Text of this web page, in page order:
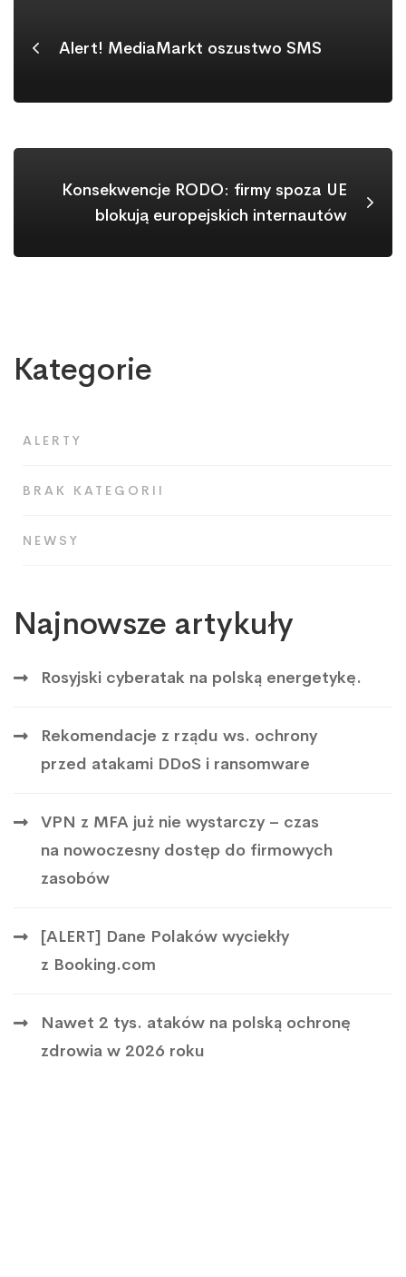
Alert! MediaMarkt oszustwo SMS
Konsekwencje RODO: firmy spoza UE
blokują europejskich internautów
Kategorie
ALERTY
BRAK KATEGORII
NEWSY
Najnowsze artykuły
Rosyjski cyberatak na polską energetykę.
Rekomendacje z rządu ws. ochrony
przed atakami DDoS i ransomware
VPN z MFA już nie wystarczy – czas
na nowoczesny dostęp do firmowych
zasobów
[ALERT] Dane Polaków wyciekły
z Booking.com
Nawet 2 tys. ataków na polską ochronę
zdrowia w 2026 roku